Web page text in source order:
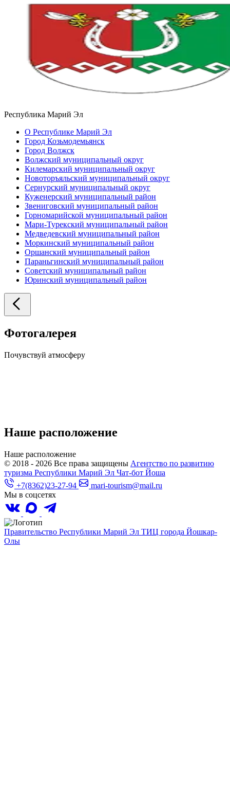
Республика Марий Эл
О Республике Марий Эл
Город Козьмодемьянск
Город Волжск
Волжский муниципальный округ
Килемарский муниципальный округ
Новоторъяльский муниципальный округ
Сернурский муниципальный округ
Куженерский муниципальный район
Звениговский муниципальный район
Горномарийской муниципальный район
Мари-Турекский муниципальный район
Медведевский муниципальный район
Моркинский муниципальный район
Оршанский муниципальный район
Параньгинский муниципальный район
Советский муниципальный район
Юринский муниципальный район
Фотогалерея
Почувствуй атмосферу
Наше расположение
Наше расположение
© 2018 - 2026 Все права защищены Агентство по развитию
туризма Республики Марий Эл Чат-бот Йоша
+7(8362)23-27-94
mari-tourism@mail.ru
Мы в соцсетях
Правительство Республики Марий Эл ТИЦ города Йошкар-
Олы